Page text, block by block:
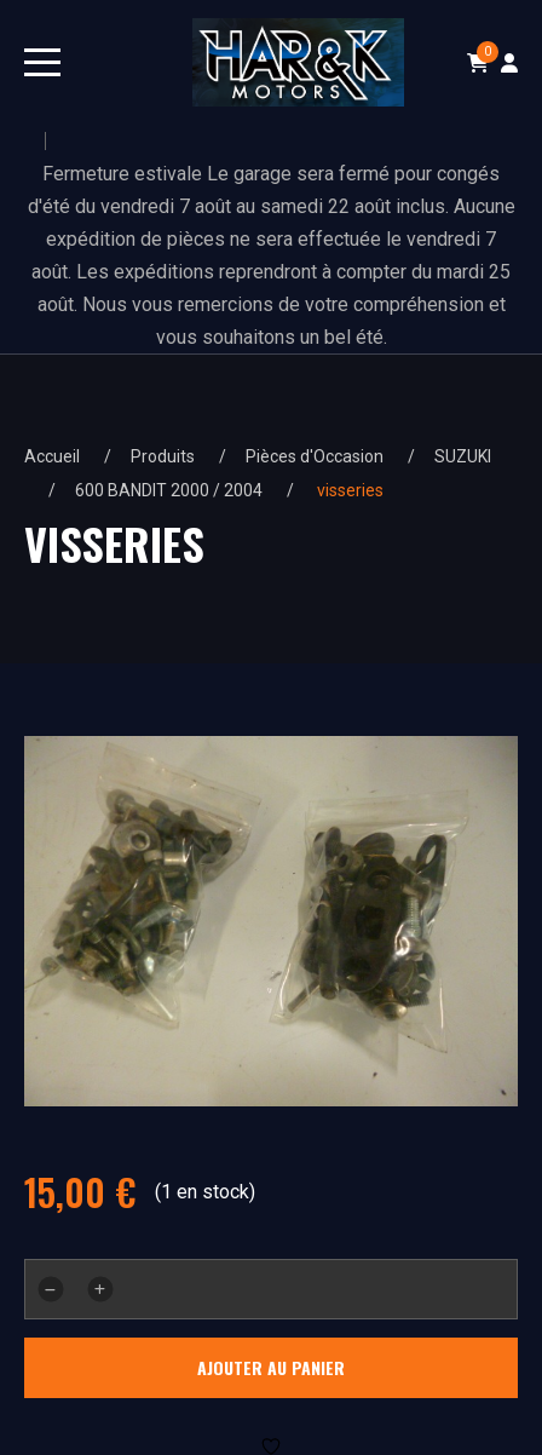
0
Fermeture estivale Le garage sera fermé pour congés
d'été du vendredi 7 août au samedi 22 août inclus. Aucune
expédition de pièces ne sera effectuée le vendredi 7
août. Les expéditions reprendront à compter du mardi 25
août. Nous vous remercions de votre compréhension et
vous souhaitons un bel été.
Accueil Produits Pièces d'Occasion
SUZUKI
600 BANDIT 2000 / 2004
visseries
VISSERIES
15,00 € (1 en stock)
visseries
AJOUTER AU PANIER